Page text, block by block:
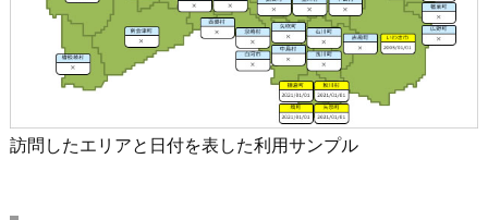
訪問したエリアと日付を表した利用サンプル